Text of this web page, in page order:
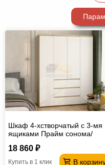
компьютер
Мебель
для
Мебель
Кресла-
Шкаф 4-хстворчатый с 3-мя
ящиками Прайм сонома/
18 860 ₽
В
Купить в 1 клик